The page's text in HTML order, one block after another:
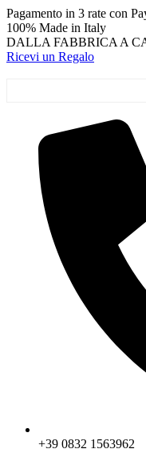
Vai
al
contenuto
Pagamento in 3 rate con
100% Made in Italy
DALLA FABBRICA A
Ricevi un Regalo
+39 0832 1563962